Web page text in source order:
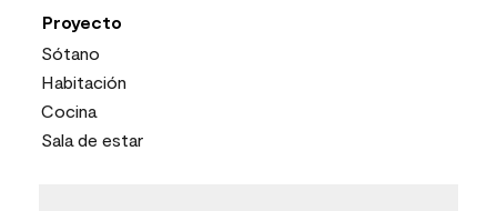
Proyecto
Sótano
Habitación
Cocina
Sala de estar